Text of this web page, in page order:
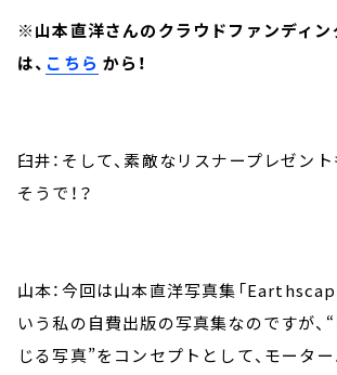
※山本直洋さんのクラウドファンディン
は、 こちら から！
臼井：そして、素敵なリスナープレゼン
そうで！？
山本：今回は山本直洋写真集「
いう私の自費出版の写真集なのですが、
じる写真”をコンセプトとして、モータ